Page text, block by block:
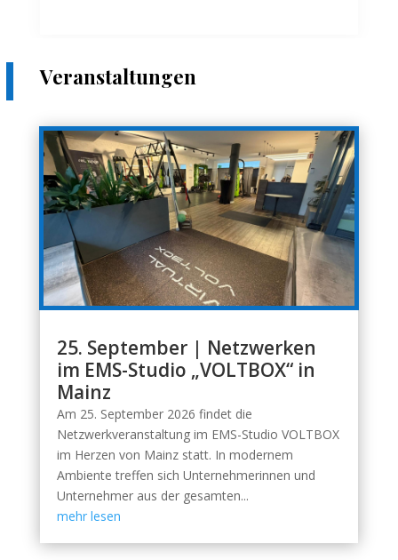
Veranstaltungen
25. September | Netzwerken
im EMS-Studio „VOLTBOX“ in
Mainz
Am 25. September 2026 findet die
Netzwerkveranstaltung im EMS-Studio VOLTBOX
im Herzen von Mainz statt. In modernem
Ambiente treffen sich Unternehmerinnen und
Unternehmer aus der gesamten...
mehr lesen